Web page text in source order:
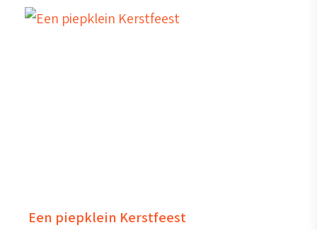
Een piepklein Kerstfeest